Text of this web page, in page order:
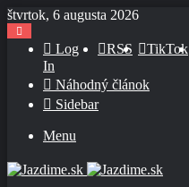
štvrtok, 6 augusta 2026
TikTok
RSS
Log
In
Náhodný článok
Sidebar
Menu